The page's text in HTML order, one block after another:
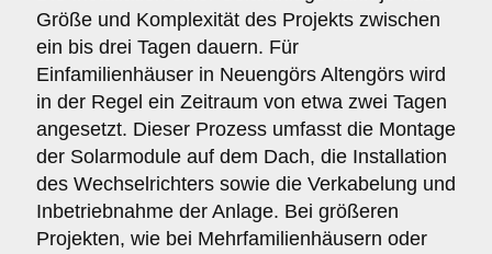
Größe und Komplexität des Projekts zwischen
ein bis drei Tagen dauern. Für
Einfamilienhäuser in Neuengörs Altengörs wird
in der Regel ein Zeitraum von etwa zwei Tagen
angesetzt. Dieser Prozess umfasst die Montage
der Solarmodule auf dem Dach, die Installation
des Wechselrichters sowie die Verkabelung und
Inbetriebnahme der Anlage. Bei größeren
Projekten, wie bei Mehrfamilienhäusern oder